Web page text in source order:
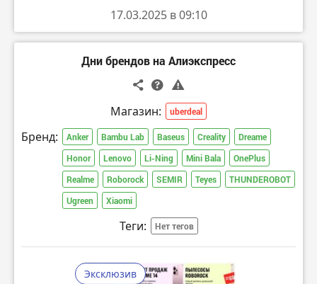
17.03.2025 в 09:10
Дни брендов на Алиэкспресс
Магазин: uberdeal
Бренд: Anker Bambu Lab Baseus Creality
Dreame
Honor
Lenovo Li-Ning Mini Bala
OnePlus
Realme
Roborock SEMIR Teyes
THUNDEROBOT
Ugreen
Xiaomi
Теги: Нет тегов
Эксклюзив